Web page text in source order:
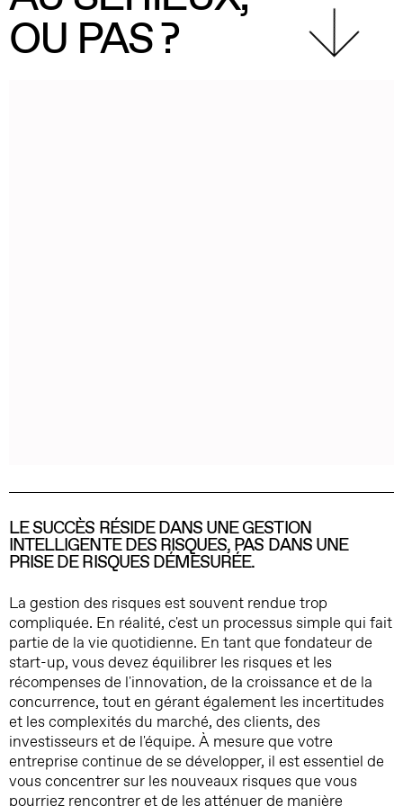
OU PAS ?
LE SUCCÈS RÉSIDE DANS UNE GESTION
INTELLIGENTE DES RISQUES, PAS DANS UNE
PRISE DE RISQUES DÉMESURÉE.
La gestion des risques est souvent rendue trop
compliquée. En réalité, c'est un processus simple qui fait
partie de la vie quotidienne. En tant que fondateur de
start-up, vous devez équilibrer les risques et les
récompenses de l'innovation, de la croissance et de la
concurrence, tout en gérant également les incertitudes
et les complexités du marché, des clients, des
investisseurs et de l'équipe. À mesure que votre
entreprise continue de se développer, il est essentiel de
vous concentrer sur les nouveaux risques que vous
pourriez rencontrer et de les atténuer de manière